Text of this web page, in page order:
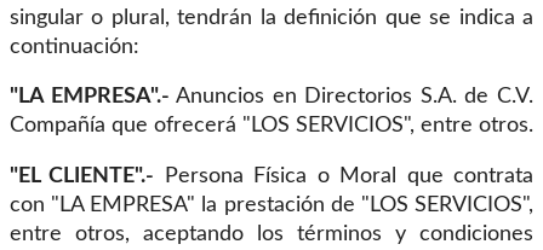
singular o plural, tendrán la definición que se indica a
continuación:
"LA EMPRESA".- Anuncios en Directorios S.A. de C.V.
Compañía que ofrecerá "LOS SERVICIOS", entre otros.
"EL CLIENTE".- Persona Física o Moral que contrata
con "LA EMPRESA" la prestación de "LOS SERVICIOS",
entre otros, aceptando los términos y condiciones